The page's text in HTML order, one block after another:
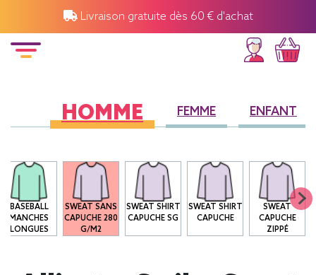
Livraison gratuite dès 60 € d'achat
HOMME FEMME ENFANT
BASEBALL
MANCHES
LONGUES
SWEAT SANS
CAPUCHE 280
G/M2
SWEAT SHIRT
CAPUCHE SG
SWEAT SHIRT
CAPUCHE
SWEAT
CAPUCHE
ZIPPÉ